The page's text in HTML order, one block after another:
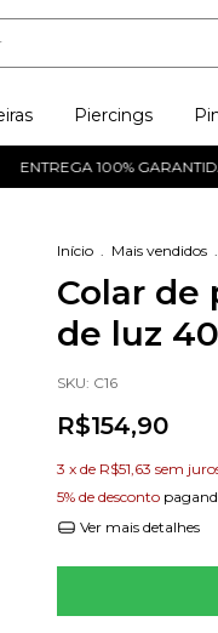
Piercings
100% GARANTIDA
Início . Mais vendidos .
Colar de
de luz
SKU: C16
R$154,90
3 x de R$51,63 sem
5% de desconto
Ver mais detalhes